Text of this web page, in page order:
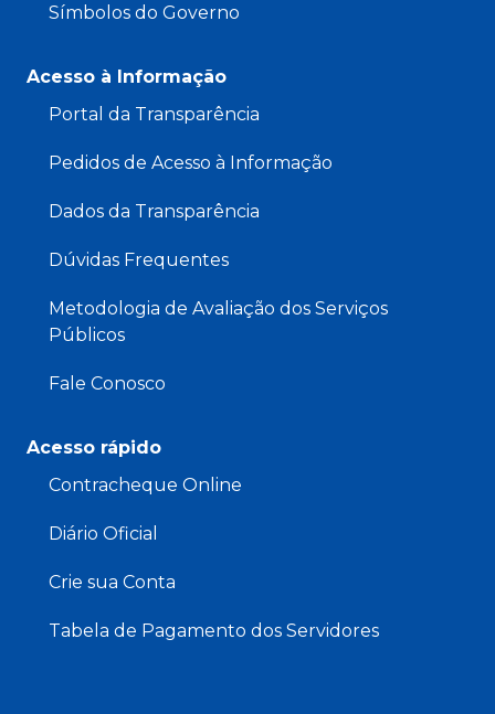
Símbolos do Governo
Acesso à Informação
Portal da Transparência
Pedidos de Acesso à Informação
Dados da Transparência
Dúvidas Frequentes
Metodologia de Avaliação dos Serviços
Públicos
Fale Conosco
Acesso rápido
Contracheque Online
Diário Oficial
Crie sua Conta
Tabela de Pagamento dos Servidores